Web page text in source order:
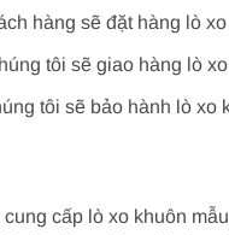
hàng sẽ đặt hàng lò
tôi sẽ giao hàng lò
tôi sẽ bảo hành lò
cấp lò xo khuôn